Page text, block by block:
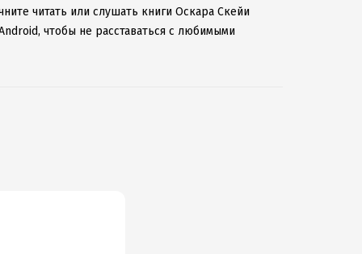
читать или слушать книги Оскара Скейи
чтобы не расставаться с любимыми